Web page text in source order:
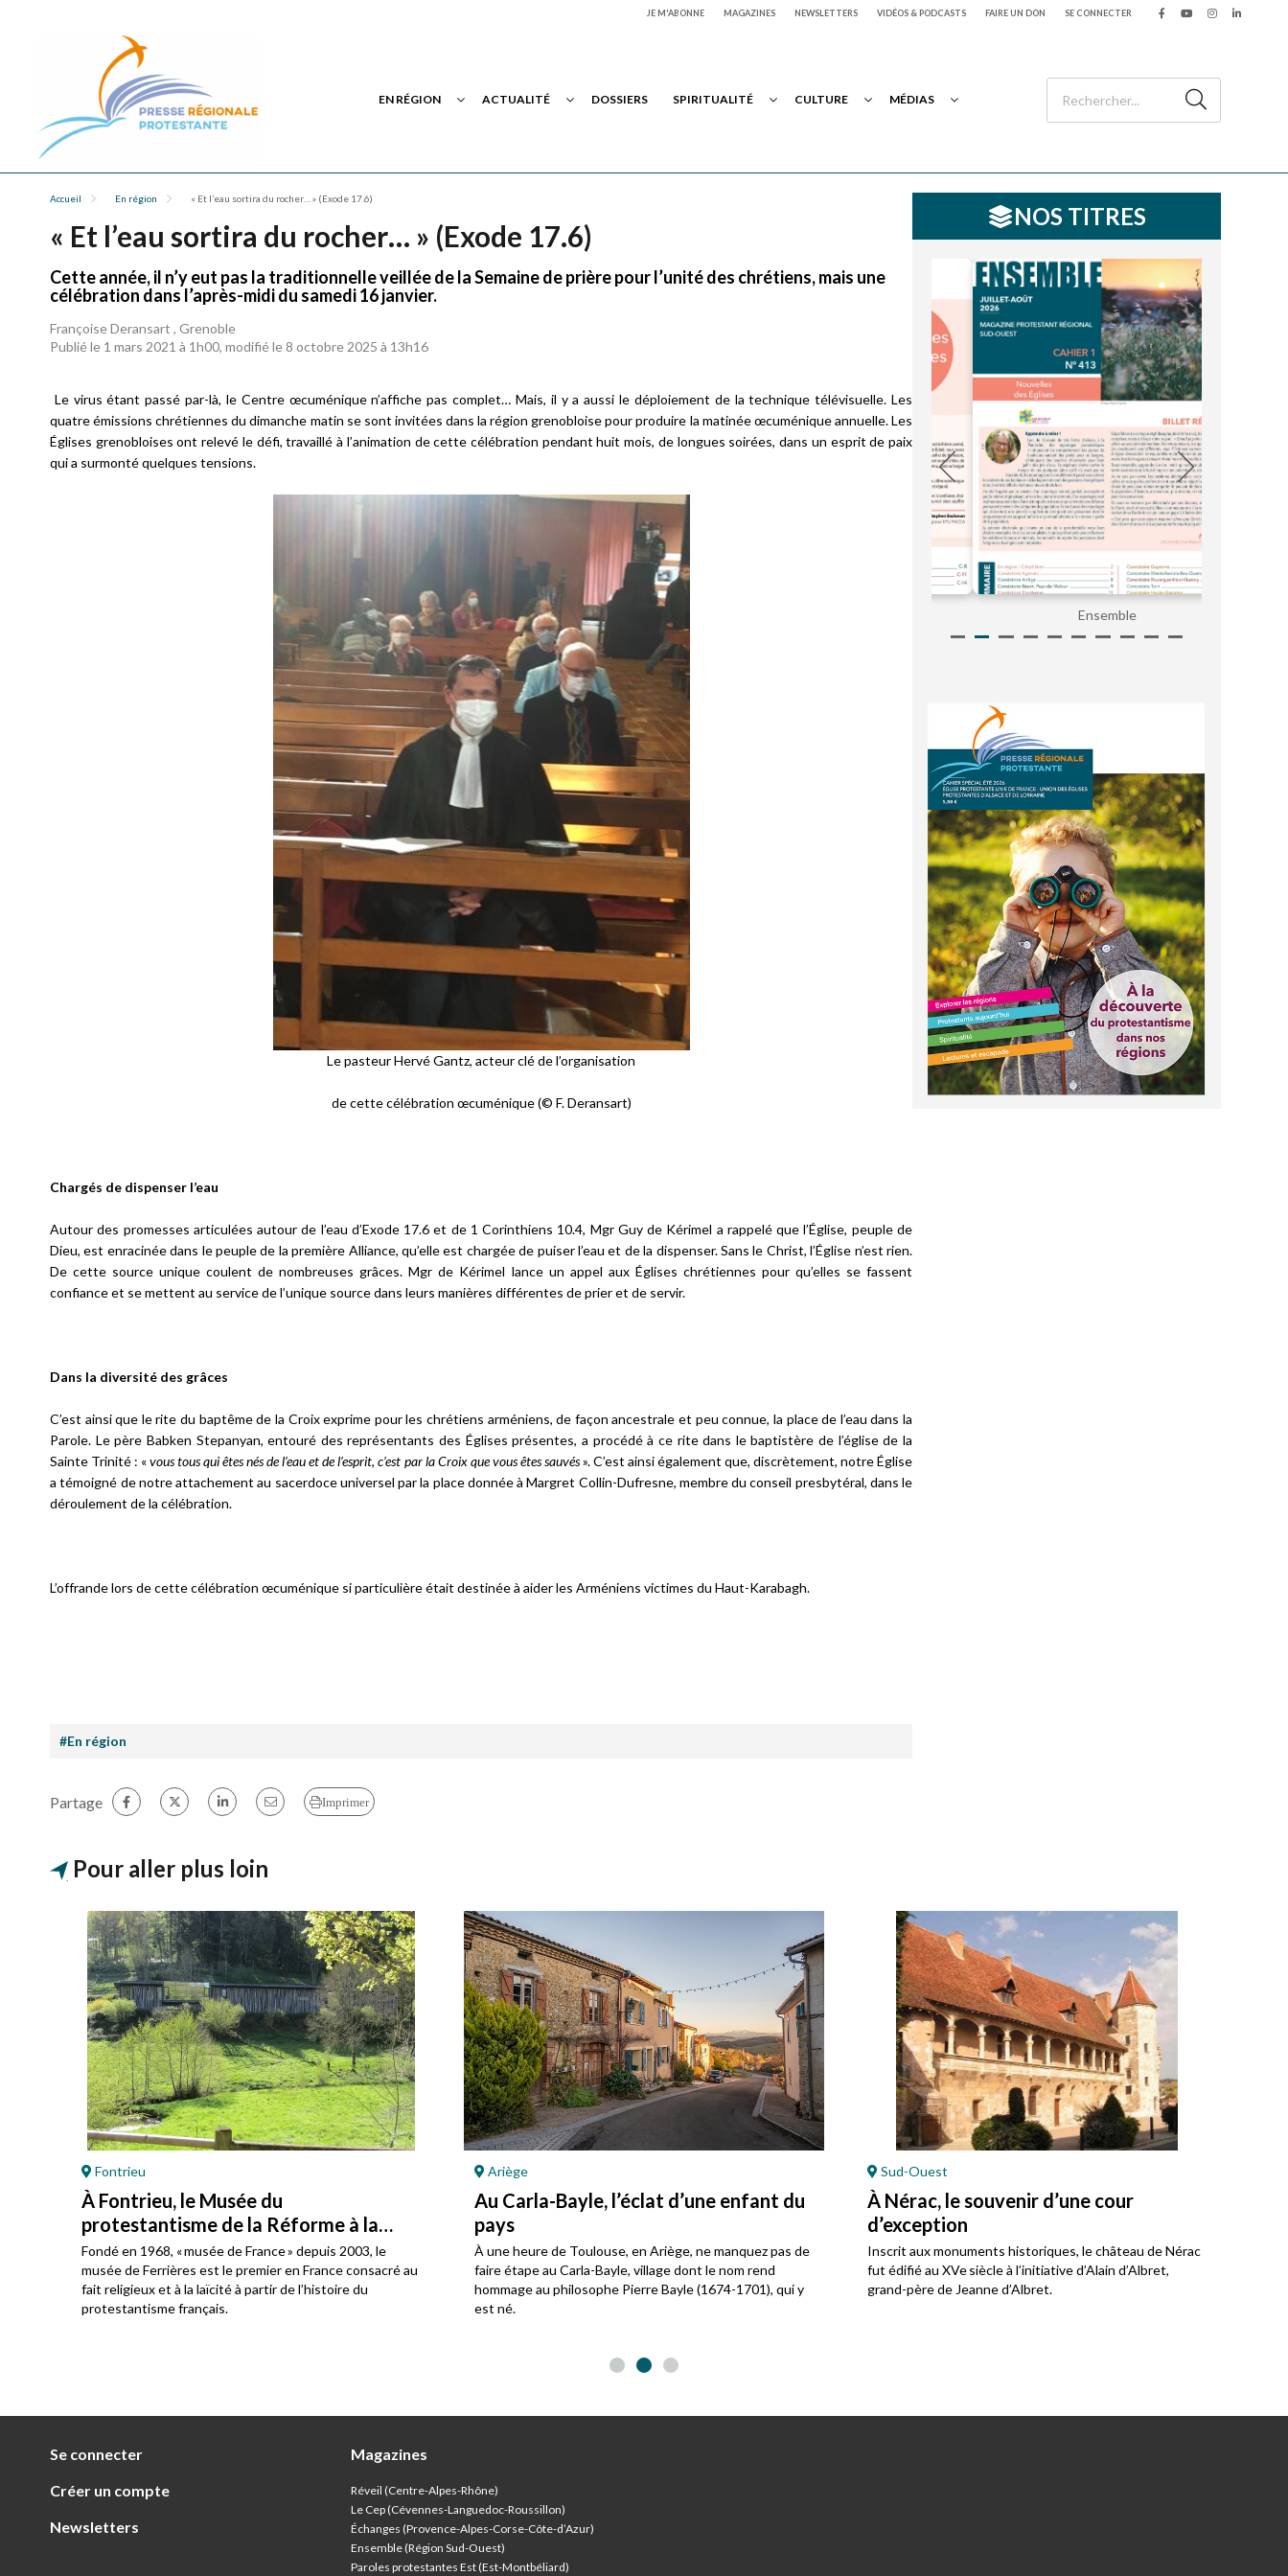
JE M'ABONNE MAGAZINES NEWSLETTERS VIDÉOS & PODCASTS FAIRE UN DON SE CONNECTER
EN RÉGION ACTUALITÉ DOSSIERS SPIRITUALITÉ CULTURE MÉDIAS
Accueil En région « Et l’eau sortira du rocher… » (Exode 17.6)
« Et l’eau sortira du rocher… » (Exode 17.6)
Cette année, il n’y eut pas la traditionnelle veillée de la Semaine de prière pour l’unité des chrétiens, mais une
célébration dans l’après-midi du samedi 16 janvier.
Françoise Deransart , Grenoble
Publié le 1 mars 2021 à 1h00, modifié le 8 octobre 2025 à 13h16
Le virus étant passé par-là, le Centre œcuménique n’affiche pas complet… Mais, il y a aussi le déploiement de la technique télévisuelle. Les
quatre émissions chrétiennes du dimanche matin se sont invitées dans la région grenobloise pour produire la matinée œcuménique annuelle. Les
Églises grenobloises ont relevé le défi, travaillé à l’animation de cette célébration pendant huit mois, de longues soirées, dans un esprit de paix
qui a surmonté quelques tensions.
Le pasteur Hervé Gantz, acteur clé de l’organisation
de cette célébration œcuménique (© F. Deransart)
Chargés de dispenser l’eau
Autour des promesses articulées autour de l’eau d’Exode 17.6 et de 1 Corinthiens 10.4, Mgr Guy de Kérimel a rappelé que l’Église, peuple de
Dieu, est enracinée dans le peuple de la première Alliance, qu’elle est chargée de puiser l’eau et de la dispenser. Sans le Christ, l’Église n’est rien.
De cette source unique coulent de nombreuses grâces. Mgr de Kérimel lance un appel aux Églises chrétiennes pour qu’elles se fassent
confiance et se mettent au service de l’unique source dans leurs manières différentes de prier et de servir.
Dans la diversité des grâces
C’est ainsi que le rite du baptême de la Croix exprime pour les chrétiens arméniens, de façon ancestrale et peu connue, la place de l’eau dans la
Parole. Le père Babken Stepanyan, entouré des représentants des Églises présentes, a procédé à ce rite dans le baptistère de l’église de la
Sainte Trinité : «vous tous qui êtes nés de l’eau et de l’esprit, c’est par la Croix que vous êtes sauvés». C’est ainsi également que, discrètement, notre Église
a témoigné de notre attachement au sacerdoce universel par la place donnée à Margret Collin-Dufresne, membre du conseil presbytéral, dans le
déroulement de la célébration.
L’offrande lors de cette célébration œcuménique si particulière était destinée à aider les Arméniens victimes du Haut-Karabagh.
#En région
NOS TITRES
Ensemble
Partage Imprimer
Pour aller plus loin
Fontrieu
À Fontrieu, le Musée du
protestantisme de la Réforme à la
laïcité
Fondé en 1968, « musée de France » depuis 2003, le
musée de Ferrières est le premier en France consacré au
fait religieux et à la laïcité à partir de l’histoire du
protestantisme français.
Ariège
Au Carla-Bayle, l’éclat d’une enfant du
pays
À une heure de Toulouse, en Ariège, ne manquez pas de
faire étape au Carla-Bayle, village dont le nom rend
hommage au philosophe Pierre Bayle (1674-1701), qui y
est né.
Sud-Ouest
À Nérac, le souvenir d’une cour
d’exception
Inscrit aux monuments historiques, le château de Nérac
fut édifié au XVe siècle à l’initiative d’Alain d’Albret,
grand-père de Jeanne d’Albret.
Se connecter
Créer un compte
Newsletters
Magazines
Réveil (Centre-Alpes-Rhône)
Le Cep (Cévennes-Languedoc-Roussillon)
Échanges (Provence-Alpes-Corse-Côte-d’Azur)
Ensemble (Région Sud-Ouest)
Paroles protestantes Est (Est-Montbéliard)